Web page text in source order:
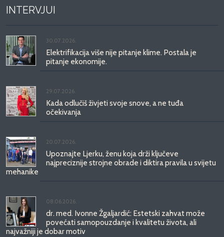
INTERVJUI
30.07.2026.
Elektrifikacija više nije pitanje klime. Postala je
pitanje ekonomije.
29.07.2026.
Kada odlučiš živjeti svoje snove, a ne tuđa
očekivanja
20.07.2026.
Upoznajte Ljerku, ženu koja drži ključeve
najpreciznije strojne obrade i diktira pravila u svijetu
mehanike
08.06.2026.
dr. med. Ivonne Žgaljardić: Estetski zahvat može
povećati samopouzdanje i kvalitetu života, ali
najvažniji je dobar motiv